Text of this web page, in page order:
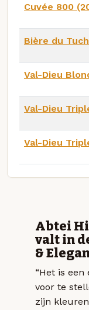
Cuvée 800
Bière du
Val-Dieu
Val-Dieu
Val-Dieu
Abtei
valt in
&
“Het is
voor te
zijn